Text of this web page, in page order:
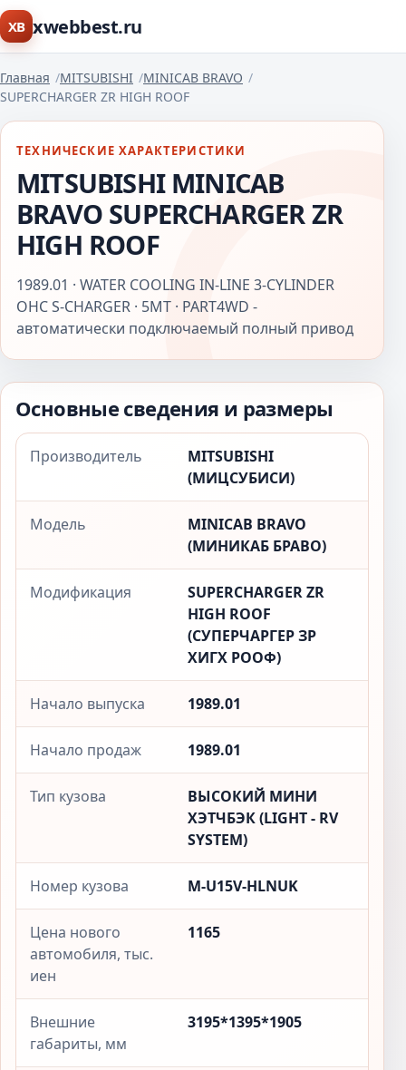
XB xwebbest.ru
Главная MITSUBISHI
MINICAB BRAVO
SUPERCHARGER ZR HIGH ROOF
ТЕХНИЧЕСКИЕ ХАРАКТЕРИСТИКИ
MITSUBISHI MINICAB
BRAVO SUPERCHARGER ZR
HIGH ROOF
1989.01 · WATER COOLING IN-LINE 3-CYLINDER
OHC S-CHARGER · 5MT · PART4WD -
автоматически подключаемый полный привод
Основные сведения и размеры
Производитель
MITSUBISHI
(МИЦСУБИСИ)
Модель
MINICAB BRAVO
(МИНИКАБ БРАВО)
Модификация
SUPERCHARGER ZR
HIGH ROOF
(СУПЕРЧАРГЕР ЗР
ХИГХ РООФ)
Начало выпуска 1989.01
Начало продаж 1989.01
Тип кузова
ВЫСОКИЙ МИНИ
ХЭТЧБЭК (LIGHT - RV
SYSTEM)
Номер кузова M-U15V-HLNUK
Цена нового
автомобиля, тыс.
иен
1165
Внешние
габариты, мм
3195*1395*1905